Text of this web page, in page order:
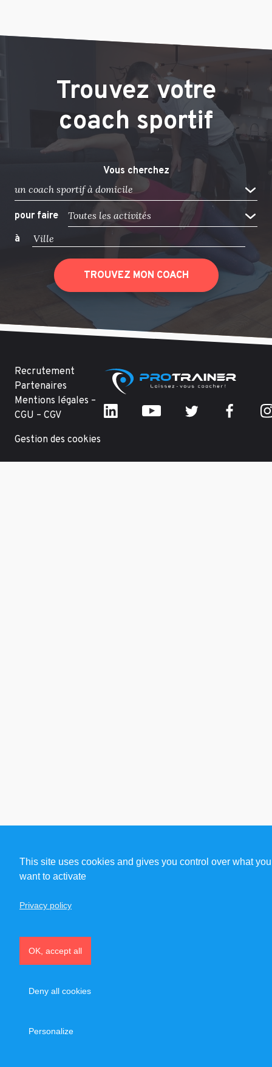
Trouvez votre
coach sportif
Vous cherchez
un coach sportif à domicile
pour faire
Toutes les activités
à
TROUVEZ MON COACH
Recrutement
Partenaires
Mentions légales –
CGU – CGV
Gestion des cookies
This site uses cookies and gives you control over what you
want to activate
OK, accept all
Deny all cookies
Personalize
Privacy policy